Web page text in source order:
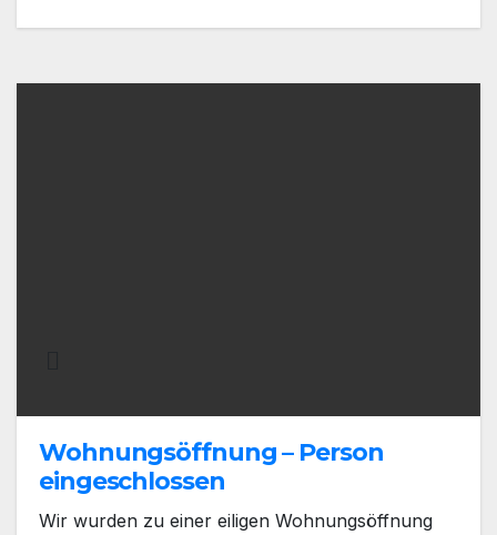
Wohnungsöffnung – Person
eingeschlossen
Wir wurden zu einer eiligen Wohnungsöffnung